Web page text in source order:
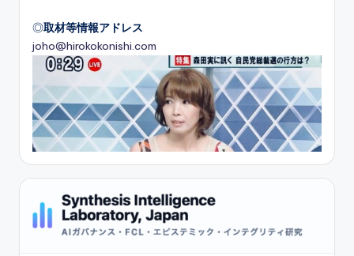
◎取材等情報アドレス
joho@hirokokonishi.com